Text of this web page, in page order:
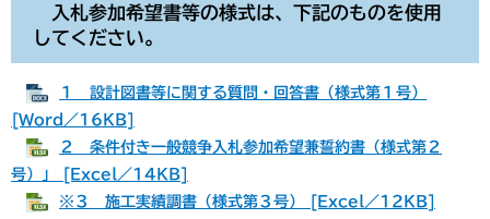
入札参加希望書等の様式は、下記のものを使用
してください。
１ 設計図書等に関する質問・回答書（様式第１号）
[Word／16KB]
２ 条件付き一般競争入札参加希望兼誓約書（様式第２
号）」 [Excel／14KB]
※３ 施工実績調書（様式第３号） [Excel／12KB]